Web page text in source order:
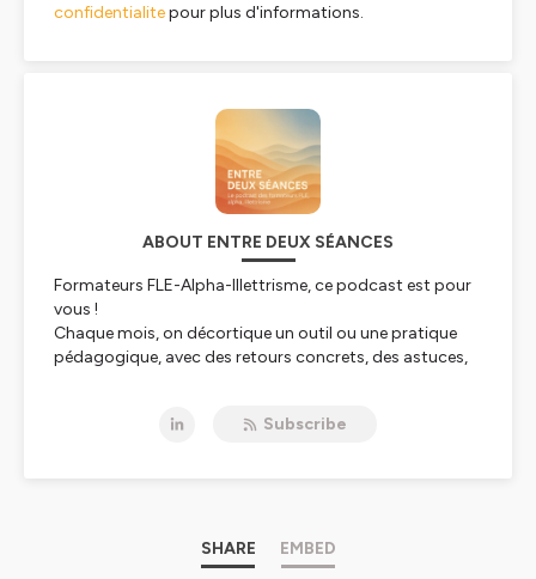
confidentialitepour plus d'informations.
ABOUT ENTRE DEUX SÉANCES
Formateurs FLE-Alpha-Illettrisme, ce podcast est pour
vous !
Chaque mois, on décortique un outil ou une pratique
pédagogique, avec des retours concrets, des astuces,
https://www.aurore-barrot.com/ - contact@aurore-
Subscribe
SHARE EMBED